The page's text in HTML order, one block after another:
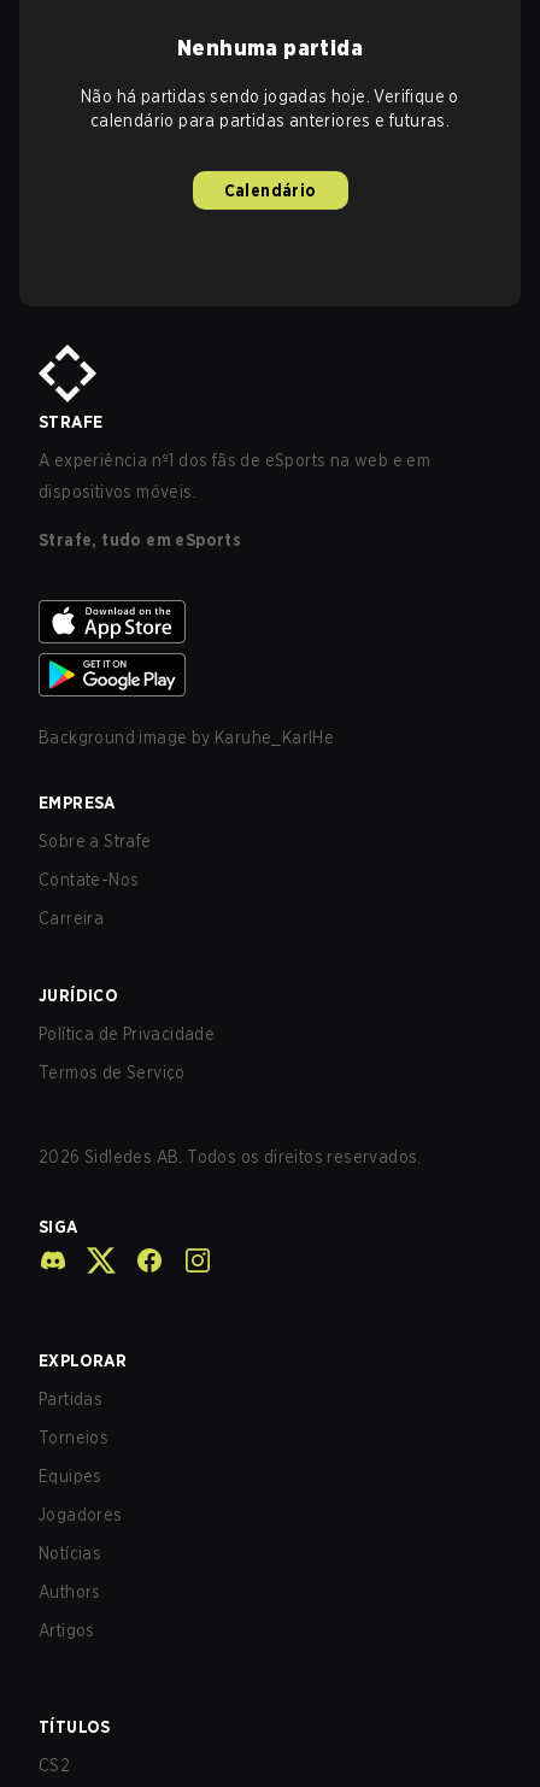
Nenhuma partida
Não há partidas sendo jogadas hoje. Verifique o
calendário para partidas anteriores e futuras.
Calendário
STRAFE
A experiência nº1 dos fãs de eSports na web e em
dispositivos móveis.
Strafe, tudo em eSports
Background image by Karuhe_KarlHe
EMPRESA
Sobre a Strafe
Contate-Nos
Carreira
JURÍDICO
Política de Privacidade
Termos de Serviço
2026 Sidledes AB. Todos os direitos reservados.
SIGA
EXPLORAR
Partidas
Torneios
Equipes
Jogadores
Notícias
Authors
Artigos
TÍTULOS
CS2